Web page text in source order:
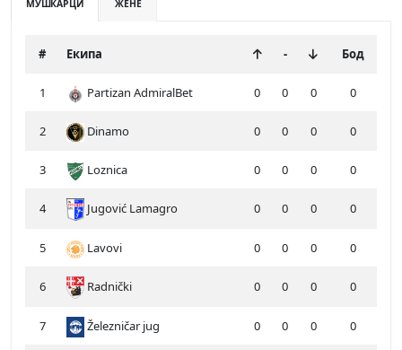
МУШКАРЦИ ЖЕНЕ
# Екипа - Бод
1 Partizan AdmiralBet 0 0 0 0
2 Dinamo 0 0 0 0
3 Loznica 0 0 0 0
4 Jugović Lamagro 0 0 0 0
5 Lavovi 0 0 0 0
6 Radnički 0 0 0 0
7 Železničar jug 0 0 0 0